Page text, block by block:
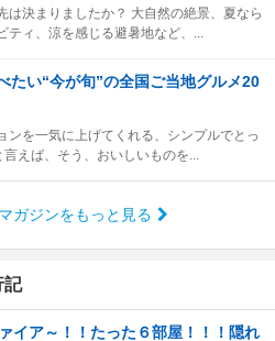
は決まりましたか？ 大自然の絶景、夏なら
ティ、涼を感じる避暑地など、...
たい“今が旬”の全国ご当地グルメ20
ンを一気に上げてくれる、シンプルでとっ
言えば、そう、おいしいものを...
ガジンをもっと見る
記
ア～！！たった６部屋！！！隠れ